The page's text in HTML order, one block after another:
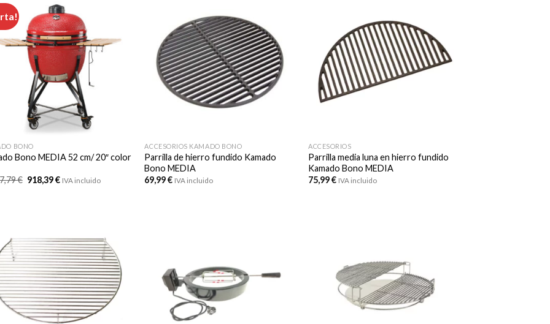
BONO
Bono MEDIA 52 cm/ 20″ color
€ El
precio
918,39€ElIVA incluido
ACCESORIOS KAMADO BONO
Parrilla de hierro fundido Kamado
Bono MEDIA
69,99€ IVA incluido
ACCESORIOS
Parrilla media luna en hierro fundido
Kamado Bono MEDIA
75,99€ IVA incluido